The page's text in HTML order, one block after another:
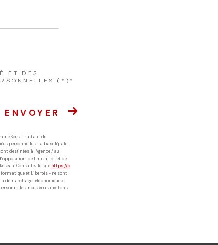
ET DES
(*)*
ENVOYER
Sous-traitant du
personnelles. La base légale
destinées à l'Agence / au
de limitation et de
Consultez le site https://c
et Libertés » ne sont
démarchage téléphonique «
nous vous invitons